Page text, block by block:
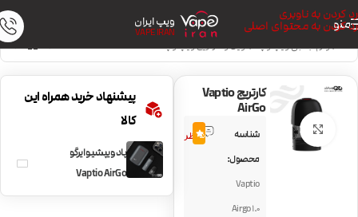
رد کردن به ناوبری
رد کردن به محتوای اصلی
منو ویپ ایران
VAPE IRAN
خانه/لوازم جانبی ویپ و پاد/کویل و کارتریج ویپ و پاد
بزرگنمایی تصویر
کارتریج Vaptio
AirGo
شناسه
محصول:
Vaptio
Airgo 1.0
1
نظر5.0
پیشنهاد خرید همراه این
کالا
پاد ویپشیو ایرگو
Vaptio AirGo